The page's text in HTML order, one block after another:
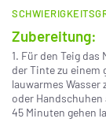
Zubereitung:
1. Für den Teig das
der Tinte zu einem
lauwarmes
oder
45 Minuten gehen